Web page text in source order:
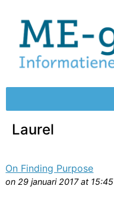
Laurel
On Finding Purpose
on 29 januari 2017 at 15:45